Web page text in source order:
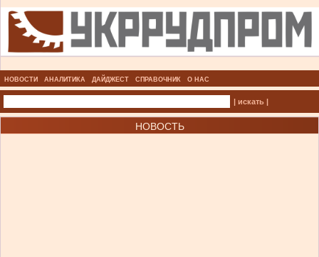
НОВОСТИ АНАЛИТИКА ДАЙДЖЕСТ СПРАВОЧНИК О НАС
| искать |
НОВОСТЬ